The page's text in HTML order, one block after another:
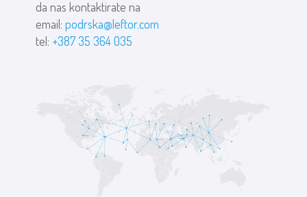
da nas kontaktirate na
email:podrska@leftor.com
tel: +387 35 364 035